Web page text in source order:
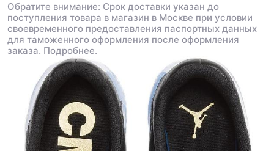
Обратите внимание: Срок доставки указан до
поступления товара в магазин в Москве при условии
своевременного предоставления паспортных данных
для таможенного оформления после оформления
заказа. Подробнее.